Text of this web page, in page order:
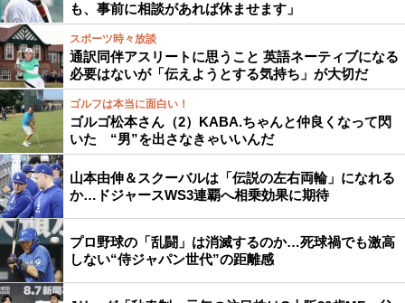
も、事前に相談があれば休ませます」
スポーツ時々放談
通訳同伴アスリートに思うこと 英語ネーティブになる
必要はないが「伝えようとする気持ち」が大切だ
ゴルフは本当に面白い！
ゴルゴ松本さん（2）KABA.ちゃんと仲良くなって閃
いた “男”を出さなきゃいいんだ
山本由伸＆スクーバルは「伝説の左右両輪」になれる
か…ドジャースWS3連覇へ相乗効果に期待
プロ野球の「乱闘」は消滅するのか…死球禍でも激高
しない“侍ジャパン世代”の距離感